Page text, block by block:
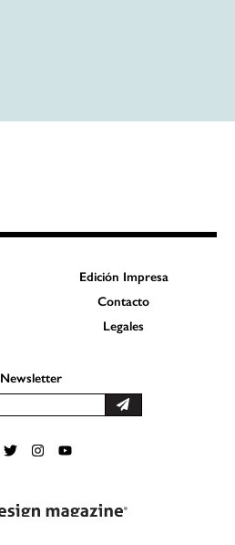
Edición Impresa
Contacto
Legales
Newsletter